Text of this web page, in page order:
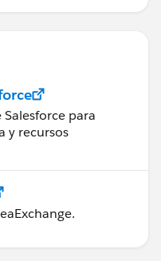
para
y recursos